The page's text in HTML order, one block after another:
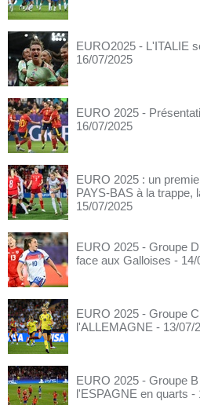
EURO2025 - L'ITALIE
16/07/2025
EURO 2025 -
16/07/2025
EURO 2025 : un
PAYS-BAS à la trappe,
15/07/2025
EURO 2025 - Groupe
face aux Galloises - 14/
EURO 2025 - Groupe
l'ALLEMAGNE - 13/07/
EURO 2025 - Groupe
l'ESPAGNE en quarts -